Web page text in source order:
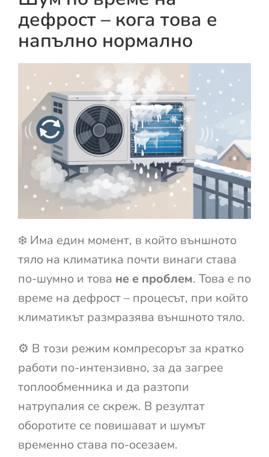
дефрост – кога това е
напълно нормално
❄️ Има един момент, в който външното
тяло на климатика почти винаги става
по-шумно и това не е проблем. Това е по
време на дефрост – процесът, при който
климатикът размразява външното тяло.
⚙️ В този режим компресорът за кратко
работи по-интензивно, за да загрее
топлообменника и да разтопи
натрупалия се скреж. В резултат
оборотите се повишават и шумът
временно става по-осезаем.